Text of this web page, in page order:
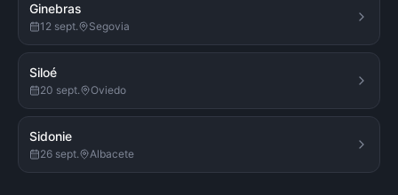
Ginebras
12 sept. Segovia
Siloé
20 sept. Oviedo
Sidonie
26 sept. Albacete